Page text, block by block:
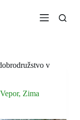
v
Vepor, Zima